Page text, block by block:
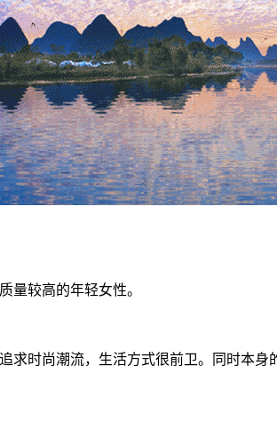
量较高的年轻女性。
时尚潮流，生活方式很前卫。同时本身